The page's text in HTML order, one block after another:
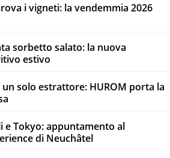
i vigneti: la vendemmia 2026
sorbetto salato: la nuova
estivo
solo estrattore: HUROM porta la
e Tokyo: appuntamento al
di Neuchâtel